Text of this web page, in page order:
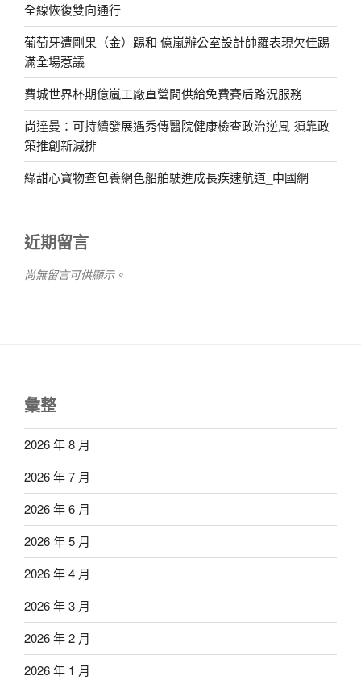
全線恢復雙向通行
葡萄牙遭剛果（金）踢和 億嵐辦公室設計帥羅表現欠佳踢
滿全場惹議
費城世界杯期億嵐工廠直營間供給免費賽后路況服務
尚達曼：可持續發展遇秀傳醫院健康檢查政治逆風 須靠政
策推創新減排
綠甜心寶物查包養網色船舶駛進成長疾速航道_中國網
近期留言
尚無留言可供顯示。
彙整
2026 年 8 月
2026 年 7 月
2026 年 6 月
2026 年 5 月
2026 年 4 月
2026 年 3 月
2026 年 2 月
2026 年 1 月